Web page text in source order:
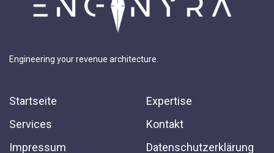
Engineering your revenue architecture.
Startseite
Expertise
Services
Kontakt
Impressum
Datenschutzerklärung